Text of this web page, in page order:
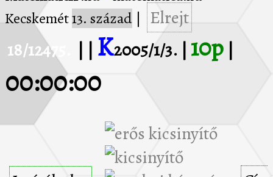
Kecskemét13. század
Elrejt
18/12475.
K2005/1/3. | 10p
00:00:00